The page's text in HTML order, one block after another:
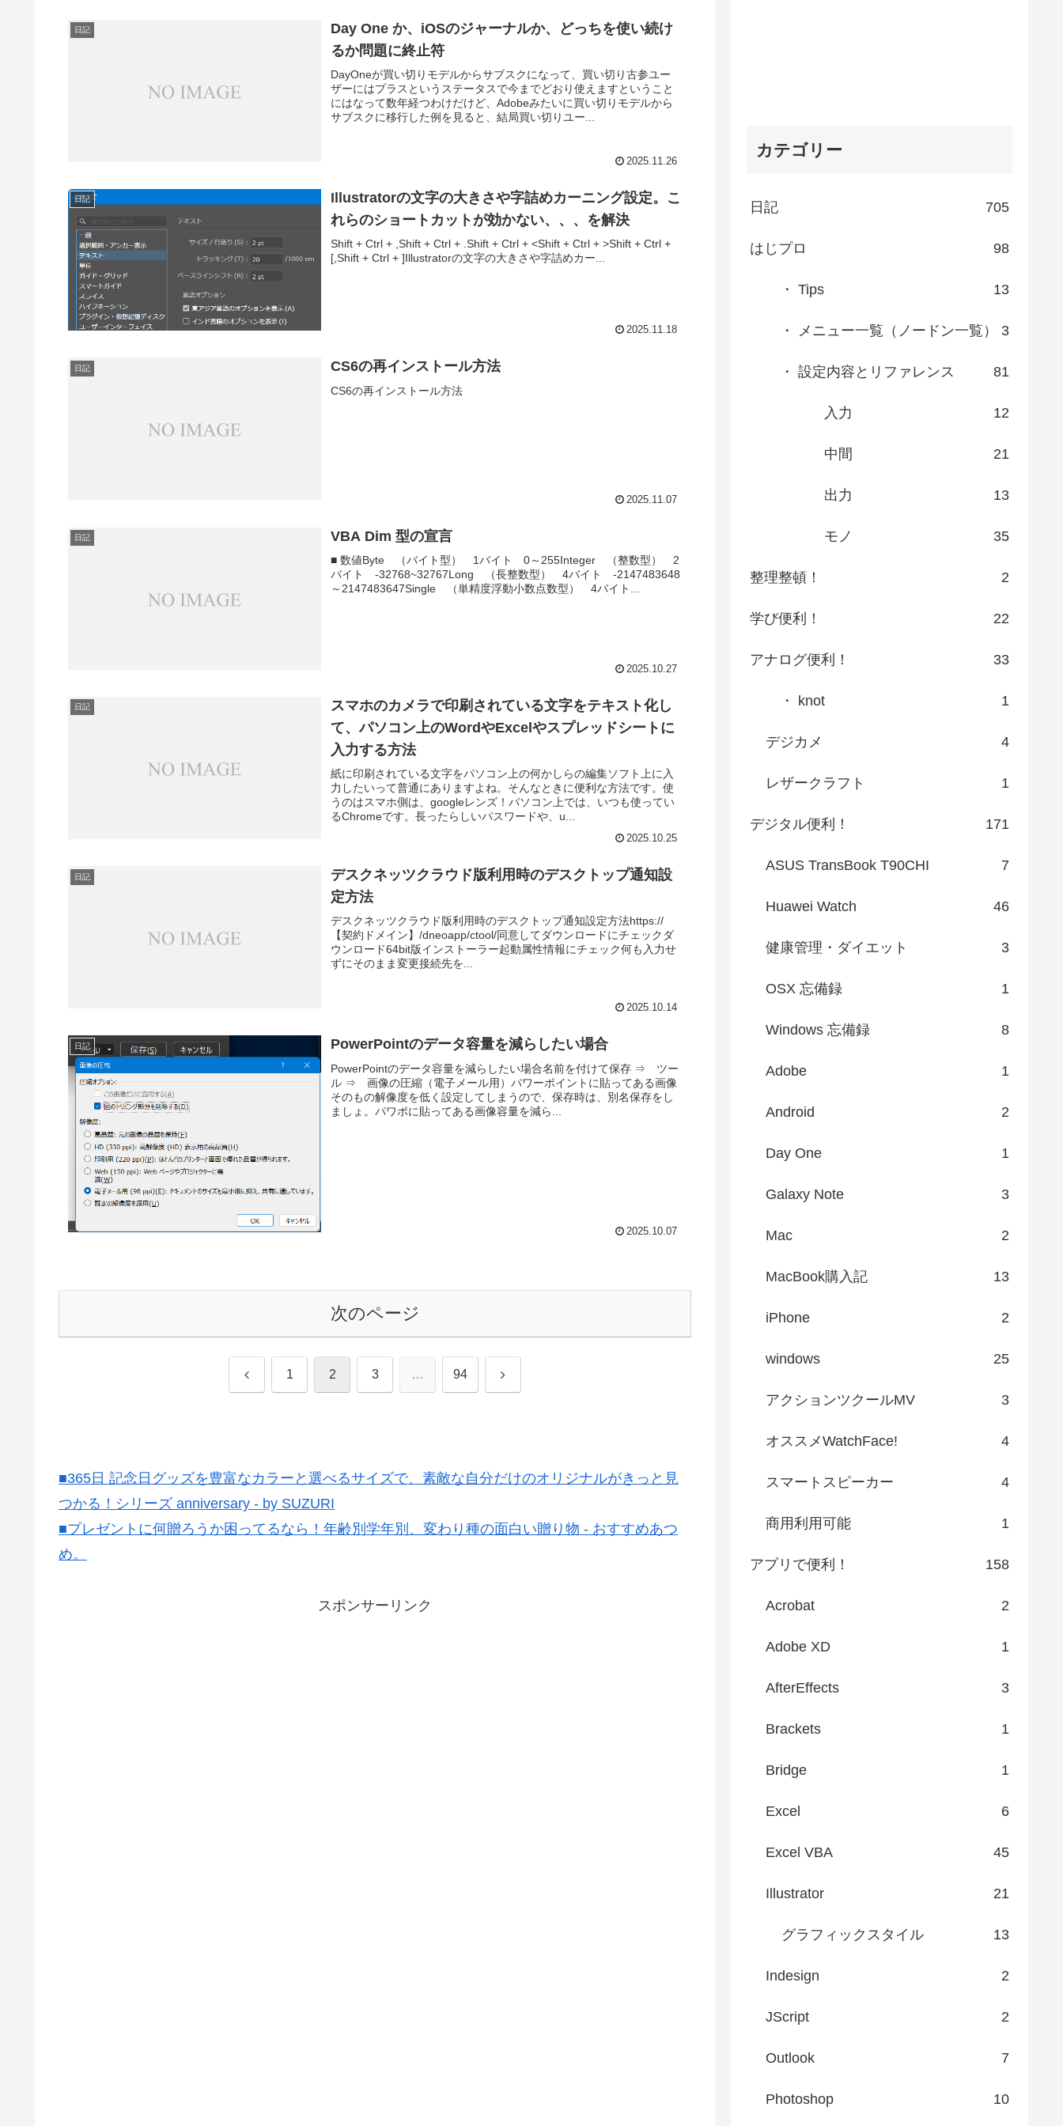
日記
Day One か、iOSのジャーナルか、どっちを使い続け
るか問題に終止符
DayOneが買い切りモデルからサブスクになって、買い切り古参ユー
ザーにはプラスというステータスで今までどおり使えますということ
にはなって数年経つわけだけど、Adobeみたいに買い切りモデルから
サブスクに移行した例を見ると、結局買い切りユー...
2025.11.26
日記
Illustratorの文字の大きさや字詰めカーニング設定。こ
れらのショートカットが効かない、、、を解決
Shift + Ctrl + ,Shift + Ctrl + .Shift + Ctrl + <Shift + Ctrl + >Shift + Ctrl +
[,Shift + Ctrl + ]Illustratorの文字の大きさや字詰めカー...
2025.11.18
日記 CS6の再インストール方法
CS6の再インストール方法
2025.11.07
日記 VBA Dim 型の宣言
■ 数値Byte （バイト型） 1バイト 0～255Integer （整数型） 2
バイト -32768~32767Long （長整数型） 4バイト -2147483648
～2147483647Single （単精度浮動小数点数型） 4バイト...
2025.10.27
日記
スマホのカメラで印刷されている文字をテキスト化し
て、パソコン上のWordやExcelやスプレッドシートに
入力する方法
紙に印刷されている文字をパソコン上の何かしらの編集ソフト上に入
力したいって普通にありますよね。そんなときに便利な方法です。使
うのはスマホ側は、googleレンズ！パソコン上では、いつも使ってい
るChromeです。長ったらしいパスワードや、u...
2025.10.25
日記
デスクネッツクラウド版利用時のデスクトップ通知設
定方法
デスクネッツクラウド版利用時のデスクトップ通知設定方法https://
【契約ドメイン】/dneoapp/ctool/同意してダウンロードにチェックダ
ウンロード64bit版インストーラー起動属性情報にチェック何も入力せ
ずにそのまま変更接続先を...
2025.10.14
日記 PowerPointのデータ容量を減らしたい場合
PowerPointのデータ容量を減らしたい場合名前を付けて保存 ⇒ ツー
ル ⇒ 画像の圧縮（電子メール用）パワーポイントに貼ってある画像
そのもの解像度を低く設定してしまうので、保存時は、別名保存をし
ましょ。パワポに貼ってある画像容量を減ら...
2025.10.07
次のページ
前 1 2 3 … 94 次
■365日 記念日グッズを豊富なカラーと選べるサイズで、素敵な自分だけのオリジナルがきっと見
つかる！シリーズ anniversary - by SUZURI
■プレゼントに何贈ろうか困ってるなら！年齢別学年別、変わり種の面白い贈り物 - おすすめあつ
め。
スポンサーリンク
カテゴリー
日記 705
はじプロ 98
・ Tips 13
・ メニュー一覧（ノードン一覧） 3
・ 設定内容とリファレンス 81
入力 12
中間 21
出力 13
モノ 35
整理整頓！ 2
学び便利！ 22
アナログ便利！ 33
・ knot 1
デジカメ 4
レザークラフト 1
デジタル便利！ 171
ASUS TransBook T90CHI 7
Huawei Watch 46
健康管理・ダイエット 3
OSX 忘備録 1
Windows 忘備録 8
Adobe 1
Android 2
Day One 1
Galaxy Note 3
Mac 2
MacBook購入記 13
iPhone 2
windows 25
アクションツクールMV 3
オススメWatchFace! 4
スマートスピーカー 4
商用利用可能 1
アプリで便利！ 158
Acrobat 2
Adobe XD 1
AfterEffects 3
Brackets 1
Bridge 1
Excel 6
Excel VBA 45
Illustrator 21
グラフィックスタイル 13
Indesign 2
JScript 2
Outlook 7
Photoshop 10